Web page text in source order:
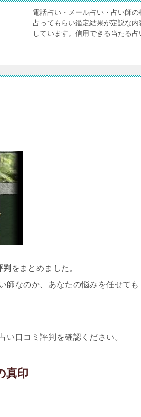
電話占い・メール占い・占い師
占ってもらい鑑定結果が定説な
しています。信用できる当たる
判 をまとめました。
師なのか、あなたの悩みを任せても
い口コミ評判を確認ください。
真印